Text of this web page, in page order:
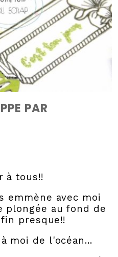
PAR
à tous!!
emmène avec moi
plongée au fond de
presque!!
moi de l'océan...